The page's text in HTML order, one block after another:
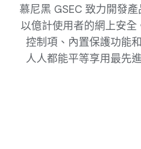
慕尼黑 GSEC 致力​開發​
以億計​使用​者​的​網上​安
控制​項、​內置​保護​功能​
人人​都​能​平等​享用​最​先​